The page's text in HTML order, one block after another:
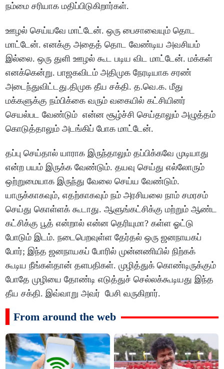
நம்மை சரியாக மதிப்பிடுகிறார்கள்.
ஊழல் செய்யவே மாட்டேன். ஒரு பைசாவையும் தொட
மாட்டேன். எனக்கு அதைத் தொட வேண்டிய அவசியம்
இல்லை. ஒரு துளி ஊழல் கூட படிய விட மாட்டேன். மக்கள்
எனக்கென்று. பாஜகவிடம் அதிமுக நேரடியாக சரண்
அடைந்துவிட்டது.திமுக தீய சக்தி. த.வெ.க. மீது
மக்களுக்கு நம்பிக்கை வரும் வகையில் கட்சியினர்
செயல்பட வேண்டும் என்ன சூழ்ச்சி செய்தாலும் அழுத்தம்
கொடுத்தாலும் அடங்கிப் போக மாட்டேன்.
தப்பு செய்தால் யாராக இருந்தாலும் தப்பிக்கவே முடியாது
என்ற பயம் இருக்க வேண்டும். தயவு செய்து எல்லோரும்
ஒற்றுமையாக இருந்து வேலை செய்ய வேண்டும்.
யாருக்காகவும், எதற்காகவும் நம் அரசியலை நாம் சமரசம்
செய்து கொள்ளக் கூடாது. ஆளுங்கட்சிக்கு மற்றும் ஆண்ட
கட்சிக்கு பூத் என்றால் என்ன தெரியுமா? கள்ள ஓட்டு
போடும் இடம். நடைபெறவுள்ள தேர்தல் ஒரு ஜனநாயகப்
போர்; இந்த ஜனநாயகப் போரில் முன்னணியில் நிற்கக்
கூடிய நீங்கள்தான் தளபதிகள். முழித்துக் கொண்டிருக்கும்
போதே முழியை தோண்டி எடுத்துச் செல்லக்கூடியது இந்த
தீய சக்தி. இவ்வாறு அவர் பேசி வருகிறார்.
From around the web